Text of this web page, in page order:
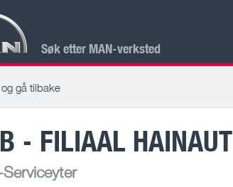
Søk etter MAN-verksted
gå tilbake
- FILIAAL HAINAUT